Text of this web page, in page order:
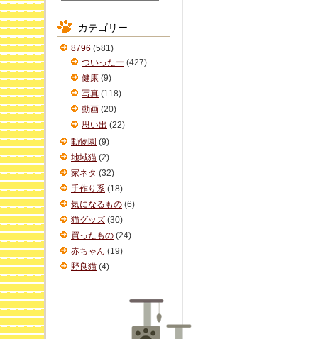
イ
ブ
カテゴリー
8796 (581)
ついったー (427)
健康 (9)
写真 (118)
動画 (20)
思い出 (22)
動物園 (9)
地域猫 (2)
家ネタ (32)
手作り系 (18)
気になるもの (6)
猫グッズ (30)
買ったもの (24)
赤ちゃん (19)
野良猫 (4)